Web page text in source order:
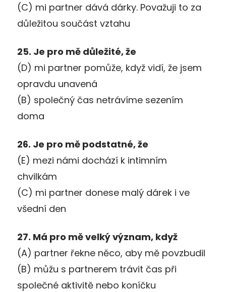
(C) mi partner dává dárky. Považuji to za
důležitou součást vztahu
25. Je pro mě důležité, že
(D) mi partner pomůže, když vidí, že jsem
opravdu unavená
(B) společný čas netrávíme sezením
doma
26. Je pro mě podstatné, že
(E) mezi námi dochází k intimním
chvilkám
(C) mi partner donese malý dárek i ve
všední den
27. Má pro mě velký význam, když
(A) partner řekne něco, aby mě povzbudil
(B) můžu s partnerem trávit čas při
společné aktivitě nebo koníčku